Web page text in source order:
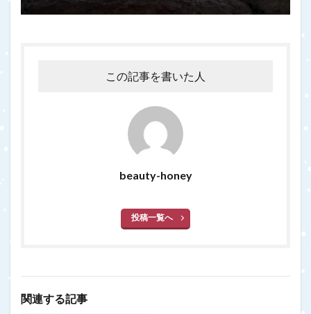
この記事を書いた人
beauty-honey
投稿一覧へ
関連する記事